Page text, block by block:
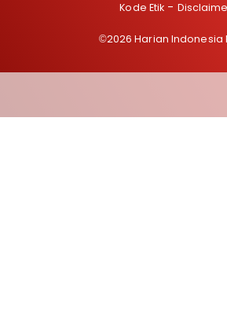
Kode Etik
©2026 Harian Indonesia